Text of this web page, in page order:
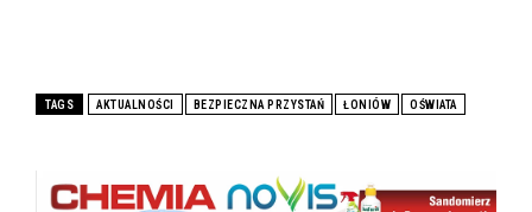
TAGS AKTUALNOŚCI BEZPIECZNA PRZYSTAŃ ŁONIÓW OŚWIATA